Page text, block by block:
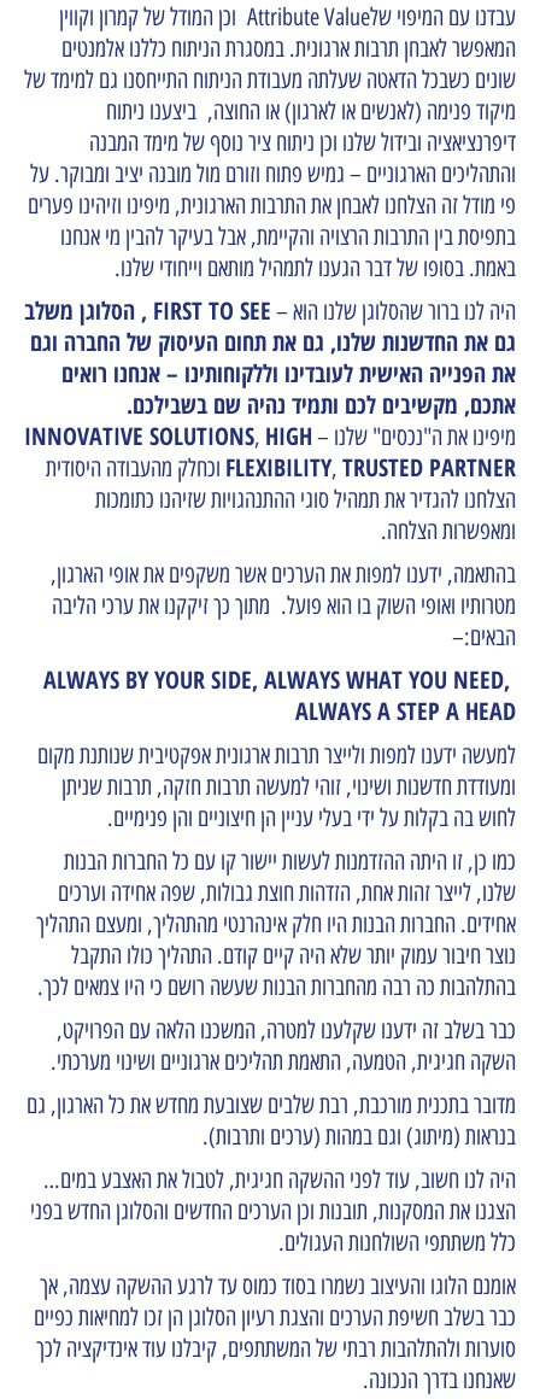
עבדנו עם המיפוי שלAttribute Value וכן המודל של קמרון וקווין
המאפשר לאבחן תרבות ארגונית. במסגרת הניתוח כללנו אלמנטים
שונים כשבכל הדאטה שעלתה מעבודת הניתוח התייחסנו גם למימד של
מיקוד פנימה (לאנשים או לארגון) או החוצה, ביצענו ניתוח
דיפרנציאציה ובידול שלנו וכן ניתוח ציר נוסף של מימד המבנה
והתהליכים הארגוניים – גמיש פתוח וזורם מול מובנה יציב ומבוקר. על
פי מודל זה הצלחנו לאבחן את התרבות הארגונית, מיפינו וזיהינו פערים
בתפיסת בין התרבות הרצויה והקיימת, אבל בעיקר להבין מי אנחנו
באמת. בסופו של דבר הגענו לתמהיל מותאם וייחודי שלנו.
היה לנו ברור שהסלוגן שלנו הוא –
FIRST TO SEE , הסלוגן משלב
גם את החדשנות שלנו, גם את תחום העיסוק של החברה וגם
את הפנייה האישית לעובדינו וללקוחותינו – אנחנו רואים
אתכם, מקשיבים לכם ותמיד נהיה שם בשבילכם.
מיפינו את ה"נכסים" שלנו – INNOVATIVE SOLUTIONS, HIGH
FLEXIBILITY, TRUSTED PARTNER
וכחלק מהעבודה היסודית
הצלחנו להגדיר את תמהיל סוגי ההתנהגויות שזיהנו כתומכות
ומאפשרות הצלחה.
בהתאמה, ידענו למפות את הערכים אשר משקפים את אופי הארגון,
מטרותיו ואופי השוק בו הוא פועל. מתוך כך זיקקנו את ערכי הליבה
הבאים:–
ALWAYS BY YOUR SIDE, ALWAYS WHAT YOU NEED,
ALWAYS A STEP A HEAD
למעשה ידענו למפות ולייצר תרבות ארגונית אפקטיבית שנותנת מקום
ומעודדת חדשנות ושינוי, זוהי למעשה תרבות חזקה, תרבות שניתן
לחוש בה בקלות על ידי בעלי עניין הן חיצוניים והן פנימיים.
כמו כן, זו היתה ההזדמנות לעשות יישור קו עם כל החברות הבנות
שלנו, לייצר זהות אחת, הזדהות חוצת גבולות, שפה אחידה וערכים
אחידים. החברות הבנות היו חלק אינהרנטי מהתהליך, ומעצם התהליך
נוצר חיבור עמוק יותר שלא היה קיים קודם. התהליך כולו התקבל
בהתלהבות כה רבה מהחברות הבנות שעשה רושם כי היו צמאים לכך.
כבר בשלב זה ידענו שקלענו למטרה, המשכנו הלאה עם הפרויקט,
השקה חגיגית, הטמעה, התאמת תהליכים ארגוניים ושינוי מערכתי.
מדובר בתכנית מורכבת, רבת שלבים שצובעת מחדש את כל הארגון, גם
בנראות (מיתוג) וגם במהות (ערכים ותרבות).
היה לנו חשוב, עוד לפני ההשקה חגיגית, לטבול את האצבע במים…
הצגנו את המסקנות, תובנות וכן הערכים החדשים והסלוגן החדש בפני
כלל משתתפי השולחנות העגולים.
אומנם הלוגו והעיצוב נשמרו בסוד כמוס עד לרגע ההשקה עצמה, אך
כבר בשלב חשיפת הערכים והצגת רעיון הסלוגן הן זכו למחיאות כפיים
סוערות ולהתלהבות רבתי של המשתתפים, קיבלנו עוד אינדיקציה לכך
שאנחנו בדרך הנכונה.